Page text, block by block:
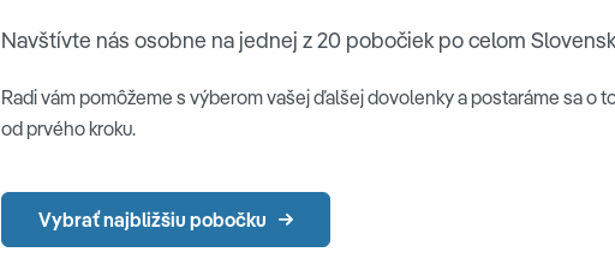
Navštívte nás osobne na jednej z 20 pobočiek po celom
Radi vám pomôžeme s výberom vašej ďalšej dovolenky a postaráme sa o
od prvého kroku.
Vybrať najbližšiu pobočku